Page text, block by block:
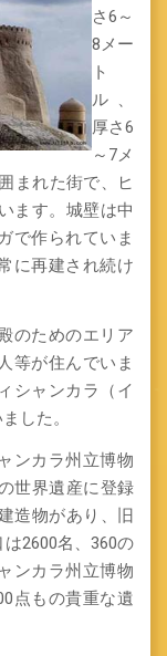
さ6～
8メー
ト
ル、
厚さ6
～7メ
まれた街で、ヒ
ます。城壁は中
で作られていま
に再建され続け
のためのエリア
等が住んでいま
シャンカラ（イ
した。
ンカラ州立博物
世界遺産に登録
造物があり、旧
2600名、360の
ンカラ州立博物
点もの貴重な遺